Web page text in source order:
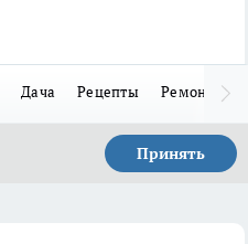
Дача Рецепты Ремонт
Принять